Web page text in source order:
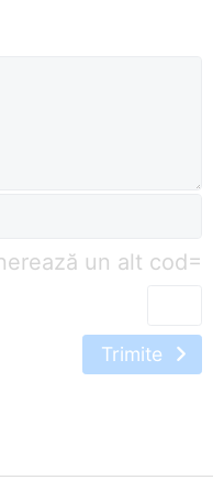
=
Trimite